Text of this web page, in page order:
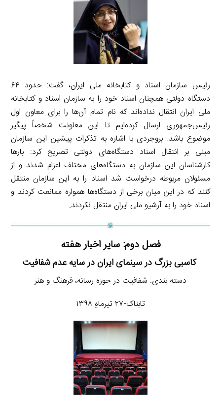
رئیس سازمان اسناد و کتابخانه ملی ایران، گفت: حدود ۶۴
دستگاه دولتی همچنان اسناد خود را به سازمان اسناد و کتابخانه
ملی ایران انتقال نداده‌اند که نام تمام آن‌ها را برای معاون اول
رئیس‌جمهوری ارسال کرده‌ایم تا این معاونت شخصاً پیگیر
موضوع باشد. بروجردی با اشاره به تذکرات پیشین این سازمان
مبنی بر انتقال اسناد دستگاه‌های دولتی تصریح کرد: بارها
کارشناسان این سازمان به دستگاه‌های مختلف اعزام شدند و از
مسئولان مربوطه درخواست شد اسناد را به این سازمان منتقل
کنند که در این میان برخی از دستگاه‌ها همواره ممانعت کردند و
اسناد خود را به آرشیو ملی ایران منتقل نکردند.
فصل دوم: سایر اخبار هفته
کاسبی بزرگ در سینمای ایران در سایه عدم شفافیت
دسته بندی: شفافیت در حوزه رسانه، فرهنگ و هنر
تابناک-۲۷ تیرماهِ ۱۳۹۸